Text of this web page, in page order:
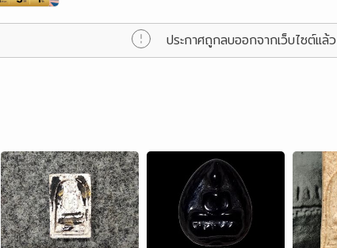
ประกาศถูกลบออกจากเว็บไซต์แล้ว